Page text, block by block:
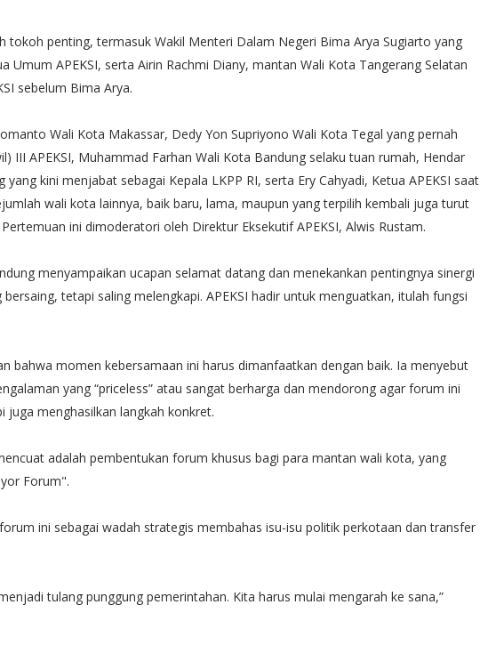
tokoh penting, termasuk Wakil Menteri Dalam Negeri Bima Arya Sugiarto yang
Umum APEKSI, serta Airin Rachmi Diany, mantan Wali Kota Tangerang Selatan
sebelum Bima Arya.
Wali Kota Makassar, Dedy Yon Supriyono Wali Kota Tegal yang pernah
III APEKSI, Muhammad Farhan Wali Kota Bandung selaku tuan rumah, Hendar
kini menjabat sebagai Kepala LKPP RI, serta Ery Cahyadi, Ketua APEKSI saat
wali kota lainnya, baik baru, lama, maupun yang terpilih kembali juga turut
ini dimoderatori oleh Direktur Eksekutif APEKSI, Alwis Rustam.
menyampaikan ucapan selamat datang dan menekankan pentingnya sinergi
tetapi saling melengkapi. APEKSI hadir untuk menguatkan, itulah fungsi
bahwa momen kebersamaan ini harus dimanfaatkan dengan baik. Ia menyebut
yang “priceless” atau sangat berharga dan mendorong agar forum ini
menghasilkan langkah konkret.
adalah pembentukan forum khusus bagi para mantan wali kota, yang
Forum".
ini sebagai wadah strategis membahas isu-isu politik perkotaan dan transfer
tulang punggung pemerintahan. Kita harus mulai mengarah ke sana,”